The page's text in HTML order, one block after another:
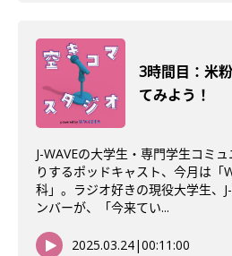
3時間目：米
てみよう！
J-WAVEの大学生・専門学生コミ
りするポッドキャスト、今月は「
科」。ラジオ好きの現役大学生、
ンバーが、「今来てい...
2025.03.24|00:11:00